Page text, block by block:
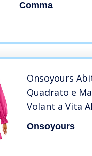
Comma
Onsoyours
Quadrato e
Volant a Vita
Donna Corto
Sbuffo Estivo
Onsoyours